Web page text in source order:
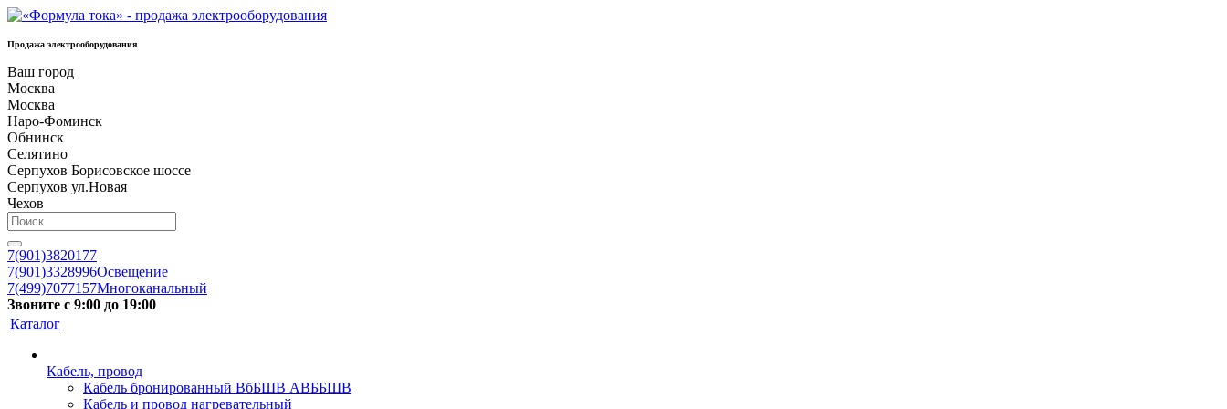
Продажа электрооборудования
Ваш город
Москва
Москва
Наро-Фоминск
Обнинск
Селятино
Серпухов Борисовское шоссе
Серпухов ул.Новая
Чехов
7(901)3820177
7(901)3328996Освещение
7(499)7077157Многоканальный
Звоните с 9:00 до 19:00
Каталог
Кабель, провод
Кабель бронированный ВбБШВ АВББШВ
Кабель и провод нагревательный